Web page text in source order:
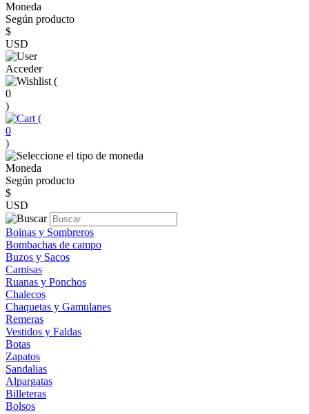
Moneda
Según producto
$
USD
Acceder
(
0
)
(
0
)
Moneda
Según producto
$
USD
Boinas y Sombreros
Bombachas de campo
Buzos y Sacos
Camisas
Ruanas y Ponchos
Chalecos
Chaquetas y Gamulanes
Remeras
Vestidos y Faldas
Botas
Zapatos
Sandalias
Alpargatas
Billeteras
Bolsos